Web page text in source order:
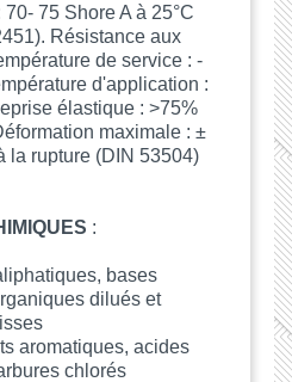
75 Shore A à 25°C
Résistance aux
de service : -
d'application :
élastique : >75%
maximale : ±
la rupture (DIN 53504)
:
bases
dilués et
aromatiques, acides
chlorés